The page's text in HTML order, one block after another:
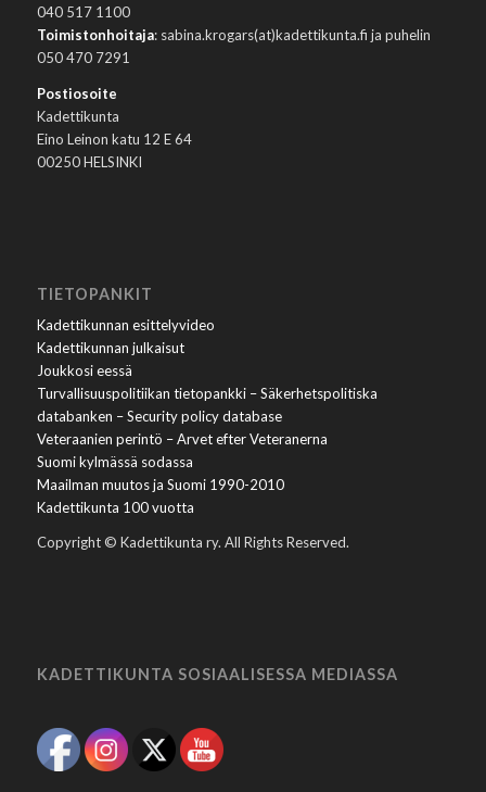
040 517 1100
Toimistonhoitaja: sabina.krogars(at)kadettikunta.fi ja puhelin
050 470 7291
Postiosoite
Kadettikunta
Eino Leinon katu 12 E 64
00250 HELSINKI
TIETOPANKIT
Kadettikunnan esittelyvideo
Kadettikunnan julkaisut
Joukkosi eessä
Turvallisuuspolitiikan tietopankki – Säkerhetspolitiska
databanken – Security policy database
Veteraanien perintö – Arvet efter Veteranerna
Suomi kylmässä sodassa
Maailman muutos ja Suomi 1990-2010
Kadettikunta 100 vuotta
Copyright © Kadettikunta ry. All Rights Reserved.
KADETTIKUNTA SOSIAALISESSA MEDIASSA